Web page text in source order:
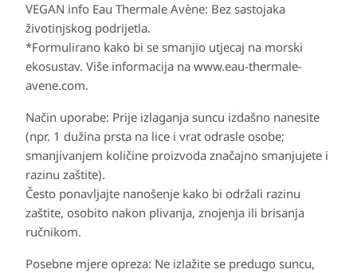
VEGAN info Eau Thermale Avène: Bez sastojaka
životinjskog podrijetla.
*Formulirano kako bi se smanjio utjecaj na morski
ekosustav. Više informacija na www.eau-thermale-
avene.com.
Način uporabe: Prije izlaganja suncu izdašno nanesite
(npr. 1 dužina prsta na lice i vrat odrasle osobe;
smanjivanjem količine proizvoda značajno smanjujete i
razinu zaštite).
Često ponavljajte nanošenje kako bi održali razinu
zaštite, osobito nakon plivanja, znojenja ili brisanja
ručnikom.
Posebne mjere opreza: Ne izlažite se predugo suncu,